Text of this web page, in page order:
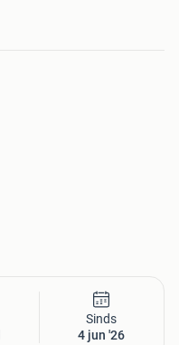
Sinds
4 jun '26